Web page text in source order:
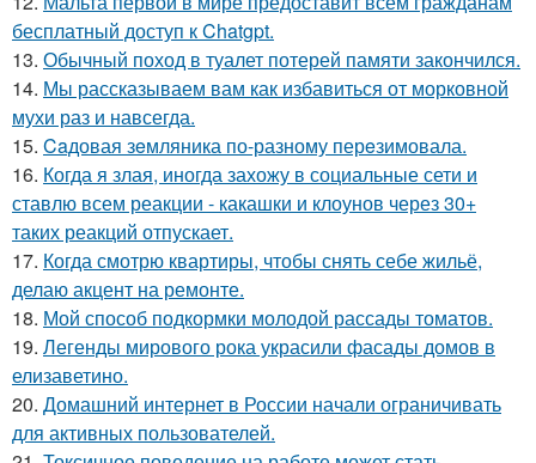
бесплатный доступ к Chatgpt.
13. Обычный поход в туалет потерей памяти закончился.
14. Мы рассказываем вам как избавиться от морковной
мухи раз и навсегда.
15. Caдовая зeмляника по-разному перeзимовала.
16. Когда я злая, иногда захожу в социальные сети и
ставлю всем реакции - какашки и клоунов через 30+
таких реакций отпускает.
17. Когда смотрю квартиры, чтобы снять себе жильё,
делаю акцент на ремонте.
18. Мой способ подкормки молодой рассады томатов.
19. Легенды мирового рока украсили фасады домов в
елизаветино.
20. Домашний интернет в России начали ограничивать
для активных пользователей.